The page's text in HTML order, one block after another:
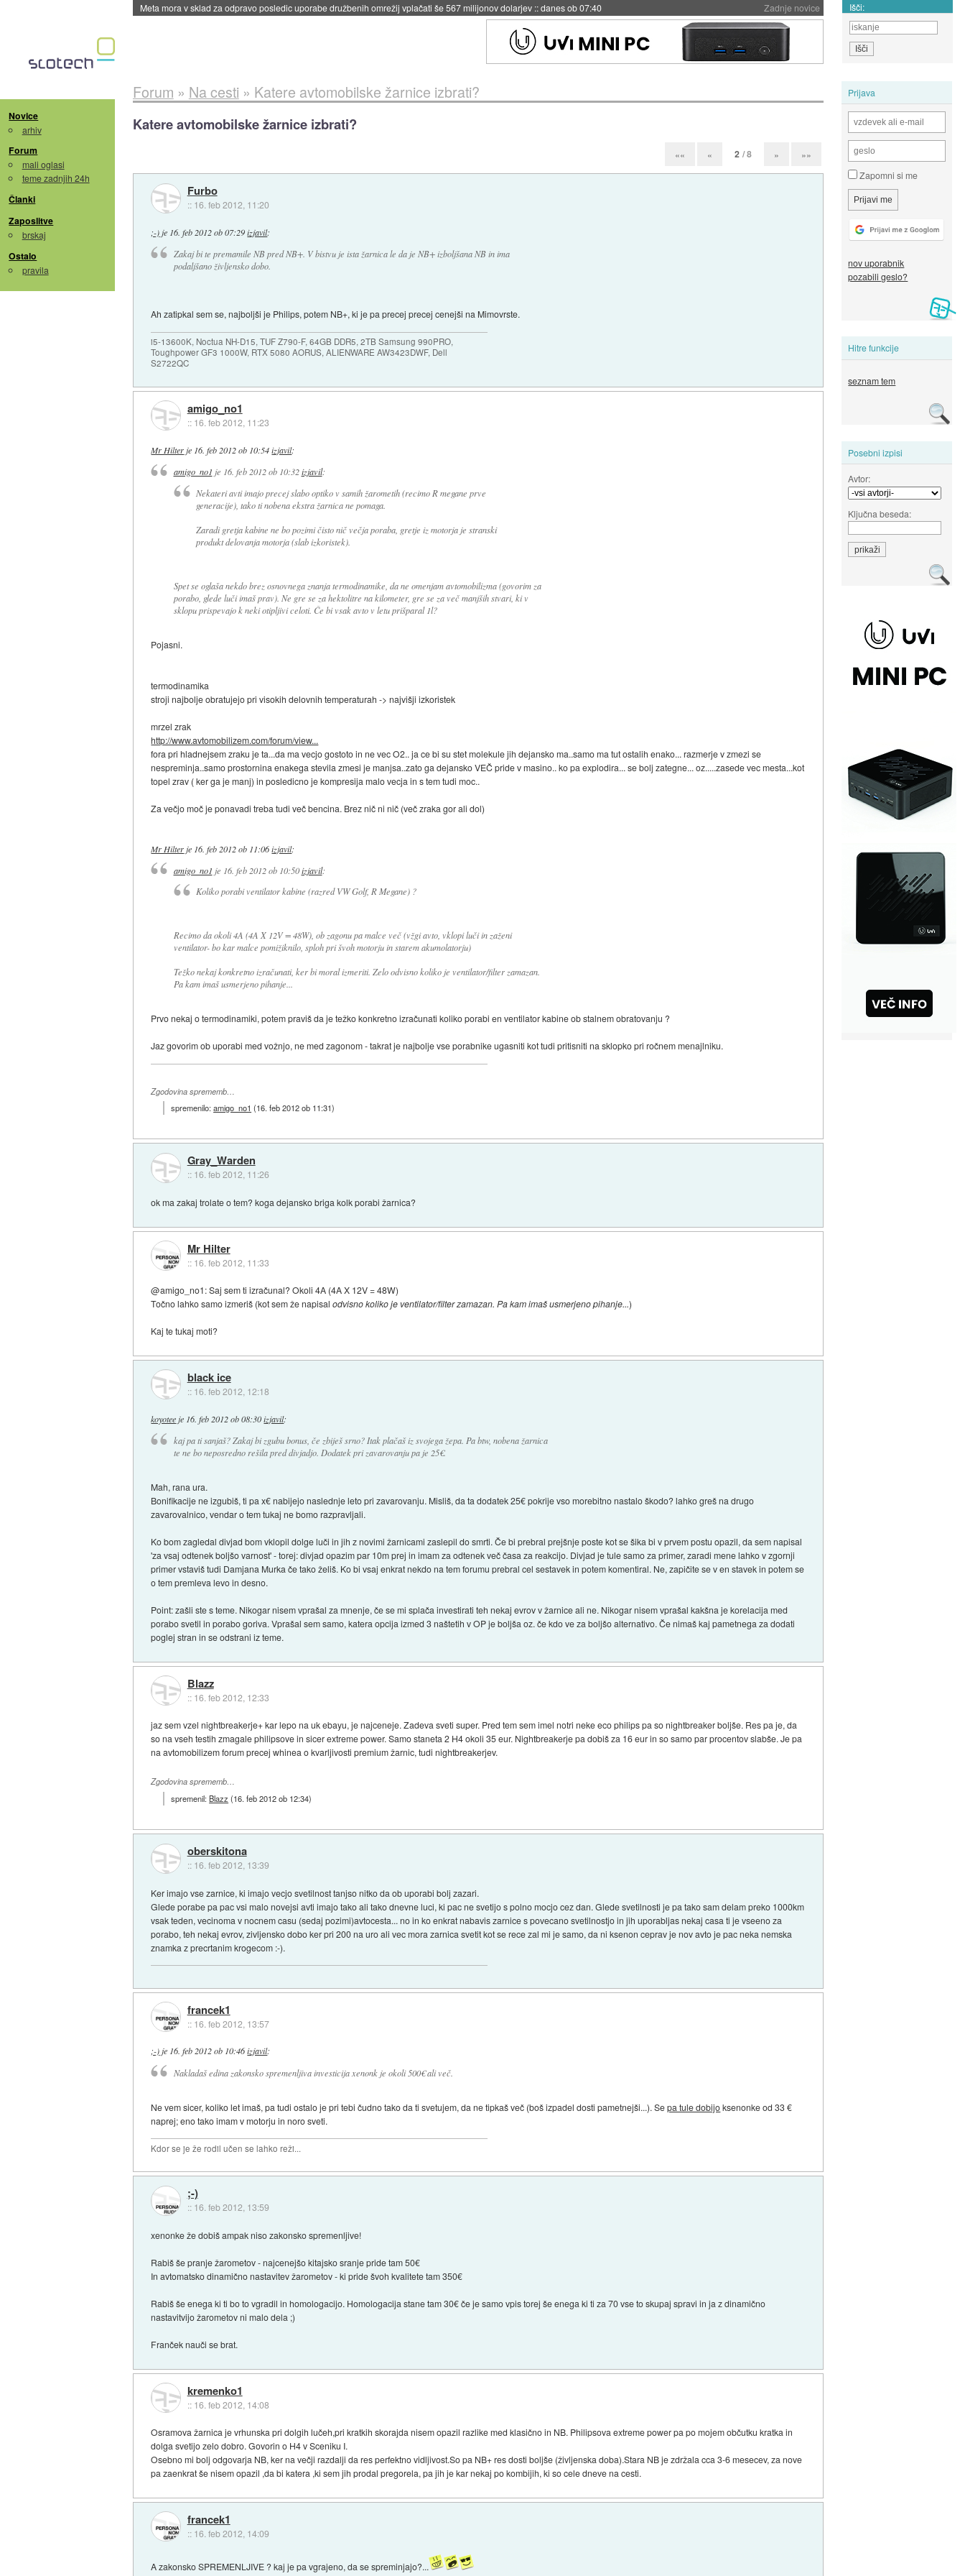
Zadnje novice
ByteDance trenira največji model umetne inteligence doslej::včeraj ob 21:37 Išči:
Novice
arhiv
Forum
mali oglasi
teme zadnjih 24h
Članki
Zaposlitve
brskaj
Ostalo
pravila
Prijava
Zapomni si me
nov uporabnik
pozabili geslo?
Hitre funkcije
seznam tem
Posebni izpisi
Avtor:
Ključna beseda:
Forum » Na cesti » Katere avtomobilske žarnice izbrati?
Katere avtomobilske žarnice izbrati?
«« « 2 / 8 » »»
Furbo
:: 16. feb 2012, 11:20
;-) je 16. feb 2012 ob 07:29 izjavil:
Zakaj bi te premamile NB pred NB+. V bistvu je ista žarnica le da je NB+ izboljšana NB in ima
podaljšano življensko dobo.
Ah zatipkal sem se, najboljši je Philips, potem NB+, ki je pa precej precej cenejši na Mimovrste.
i5-13600K, Noctua NH-D15, TUF Z790-F, 64GB DDR5, 2TB Samsung 990PRO,
Toughpower GF3 1000W, RTX 5080 AORUS, ALIENWARE AW3423DWF, Dell
S2722QC
amigo_no1
:: 16. feb 2012, 11:23
Mr Hilter je 16. feb 2012 ob 10:54 izjavil:
amigo_no1 je 16. feb 2012 ob 10:32 izjavil:
Nekateri avti imajo precej slabo optiko v samih žarometih (recimo R megane prve
generacije), tako ti nobena ekstra žarnica ne pomaga.
Zaradi gretja kabine ne bo pozimi čisto nič večja poraba, gretje iz motorja je stranski
produkt delovanja motorja (slab izkoristek).
Spet se oglaša nekdo brez osnovnega znanja termodinamike, da ne omenjam avtomobilizma (govorim za
porabo, glede luči imaš prav). Ne gre se za hektolitre na kilometer, gre se za več manjših stvari, ki v
sklopu prispevajo k neki otipljivi celoti. Če bi vsak avto v letu prišparal 1l?
Pojasni.
termodinamika
stroji najbolje obratujejo pri visokih delovnih temperaturah -> najvišji izkoristek
mrzel zrak
http://www.avtomobilizem.com/forum/view...
fora pri hladnejsem zraku je ta...da ma vecjo gostoto in ne vec O2.. ja ce bi su stet molekule jih dejansko ma..samo ma tut ostalih enako... razmerje v zmezi se
nespreminja..samo prostornina enakega stevila zmesi je manjsa..zato ga dejansko VEČ pride v masino.. ko pa explodira... se bolj zategne... oz.....zasede vec mesta...kot
topel zrav ( ker ga je manj) in posledicno je kompresija malo vecja in s tem tudi moc..
Za večjo moč je ponavadi treba tudi več bencina. Brez nič ni nič (več zraka gor ali dol)
Mr Hilter je 16. feb 2012 ob 11:06 izjavil:
amigo_no1 je 16. feb 2012 ob 10:50 izjavil:
Koliko porabi ventilator kabine (razred VW Golf, R Megane) ?
Recimo da okoli 4A (4A X 12V = 48W), ob zagonu pa malce več (vžgi avto, vklopi luči in zaženi
ventilator- bo kar malce pomižiknilo, sploh pri švoh motorju in starem akumolatorju)
Težko nekaj konkretno izračunati, ker bi moral izmeriti. Zelo odvisno koliko je ventilator/filter zamazan.
Pa kam imaš usmerjeno pihanje...
Prvo nekaj o termodinamiki, potem praviš da je težko konkretno izračunati koliko porabi en ventilator kabine ob stalnem obratovanju ?
Jaz govorim ob uporabi med vožnjo, ne med zagonom - takrat je najbolje vse porabnike ugasniti kot tudi pritisniti na sklopko pri ročnem menajlniku.
Zgodovina sprememb…
spremenilo:amigo_no1 (16. feb 2012 ob 11:31)
Gray_Warden
:: 16. feb 2012, 11:26
ok ma zakaj trolate o tem? koga dejansko briga kolk porabi žarnica?
Mr Hilter
:: 16. feb 2012, 11:33
@amigo_no1: Saj sem ti izračunal? Okoli 4A (4A X 12V = 48W)
Točno lahko samo izmeriš (kot sem že napisalodvisno koliko je ventilator/filter zamazan. Pa kam imaš usmerjeno pihanje...)
Kaj te tukaj moti?
black ice
:: 16. feb 2012, 12:18
koyotee je 16. feb 2012 ob 08:30 izjavil:
kaj pa ti sanjaš? Zakaj bi zgubu bonus, če zbiješ srno? Itak plačaš iz svojega žepa. Pa btw, nobena žarnica
te ne bo neposredno rešila pred divjadjo. Dodatek pri zavarovanju pa je 25€.
Mah, rana ura.
Bonifikacije ne izgubiš, ti pa x€ nabijejo naslednje leto pri zavarovanju. Misliš, da ta dodatek 25€ pokrije vso morebitno nastalo škodo? lahko greš na drugo
zavarovalnico, vendar o tem tukaj ne bomo razpravljali.
Ko bom zagledal divjad bom vklopil dolge luči in jih z novimi žarnicami zaslepil do smrti. Če bi prebral prejšnje poste kot se šika bi v prvem postu opazil, da sem napisal
'za vsaj odtenek boljšo varnost' - torej: divjad opazim par 10m prej in imam za odtenek več časa za reakcijo. Divjad je tule samo za primer, zaradi mene lahko v zgornji
primer vstaviš tudi Damjana Murka če tako želiš. Ko bi vsaj enkrat nekdo na tem forumu prebral cel sestavek in potem komentiral. Ne, zapičite se v en stavek in potem se
o tem premleva levo in desno.
Point: zašli ste s teme. Nikogar nisem vprašal za mnenje, če se mi splača investirati teh nekaj evrov v žarnice ali ne. Nikogar nisem vprašal kakšna je korelacija med
porabo svetil in porabo goriva. Vprašal sem samo, katera opcija izmed 3 naštetih v OP je boljša oz. če kdo ve za boljšo alternativo. Če nimaš kaj pametnega za dodati
poglej stran in se odstrani iz teme.
Blazz
:: 16. feb 2012, 12:33
jaz sem vzel nightbreakerje+ kar lepo na uk ebayu, je najceneje. Zadeva sveti super. Pred tem sem imel notri neke eco philips pa so nightbreaker boljše. Res pa je, da
so na vseh testih zmagale philipsove in sicer extreme power. Samo staneta 2 H4 okoli 35 eur. Nightbreakerje pa dobiš za 16 eur in so samo par procentov slabše. Je pa
na avtomobilizem forum precej whinea o kvarljivosti premium žarnic, tudi nightbreakerjev.
Zgodovina sprememb…
spremenil:Blazz (16. feb 2012 ob 12:34)
oberskitona
:: 16. feb 2012, 13:39
Ker imajo vse zarnice, ki imajo vecjo svetilnost tanjso nitko da ob uporabi bolj zazari.
Glede porabe pa pac vsi malo novejsi avti imajo tako ali tako dnevne luci, ki pac ne svetijo s polno mocjo cez dan. Glede svetilnosti je pa tako sam delam preko 1000km
vsak teden, vecinoma v nocnem casu (sedaj pozimi)avtocesta... no in ko enkrat nabavis zarnice s povecano svetilnostjo in jih uporabljas nekaj casa ti je vseeno za
porabo, teh nekaj evrov, zivljensko dobo ker pri 200 na uro ali vec mora zarnica svetit kot se rece zal mi je samo, da ni ksenon ceprav je nov avto je pac neka nemska
znamka z precrtanim krogecom :-).
francek1
:: 16. feb 2012, 13:57
;-)je 16. feb 2012 ob 10:46 izjavil:
Nakladaš edina zakonsko spremenljiva investicija xenonk je okoli 500€ ali več.
Ne vem sicer, koliko let imaš, pa tudi ostalo je pri tebi čudno tako da ti svetujem, da ne tipkaš več (boš izpadel dosti pametnejši...). Sepa tule dobijoksenonke od 33 €
naprej; eno tako imam v motorju in noro sveti.
Kdor se je že rodil učen se lahko reži...
;-)
:: 16. feb 2012, 13:59
xenonke že dobiš ampak niso zakonsko spremenljive!
Rabiš še pranje žarometov - najcenejšo kitajsko sranje pride tam 50€
In avtomatsko dinamično nastavitev žarometov - ki pride švoh kvalitete tam 350€
Rabiš še enega ki ti bo to vgradil in homologacijo. Homologacija stane tam 30€ če je samo vpis torej še enega ki ti za 70 vse to skupaj spravi in ja z dinamično
nastavitvijo žarometov ni malo dela ;)
Franček nauči se brat.
kremenko1
:: 16. feb 2012, 14:08
Osramova žarnica je vrhunska pri dolgih lučeh,pri kratkih skorajda nisem opazil razlike med klasično in NB. Philipsova extreme power pa po mojem občutku kratka in
dolga svetijo zelo dobro. Govorin o H4 v Sceniku I.
Osebno mi bolj odgovarja NB, ker na večji razdalji da res perfektno vidljivost.So pa NB+ res dosti boljše (življenska doba).Stara NB je zdržala cca 3-6 mesecev, za nove
pa zaenkrat še nisem opazil ,da bi katera ,ki sem jih prodal pregorela, pa jih je kar nekaj po kombijih, ki so cele dneve na cesti.
francek1
:: 16. feb 2012, 14:09
A zakonsko SPREMENLJIVE ? kaj je pa vgrajeno, da se spreminjajo?...